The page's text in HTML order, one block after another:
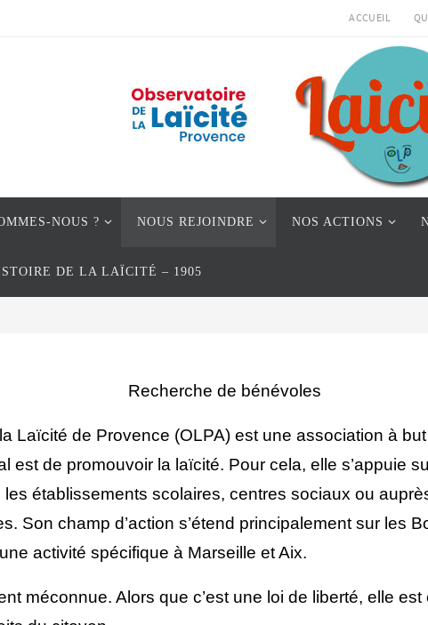
ACCUEIL
NOUS ? NOUS REJOINDRE NOS ACTIONS
DE LA LAÏCITÉ – 1905
Recherche de bénévoles
Laïcité de Provence (OLPA) est une association à
est de promouvoir la laïcité. Pour cela, elle s’appuie
établissements scolaires, centres sociaux ou
Son champ d’action s’étend principalement sur les
activité spécifique à Marseille et Aix.
méconnue. Alors que c’est une loi de liberté, elle